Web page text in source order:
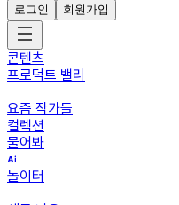
로그인
회원가입
콘텐츠
프로덕트 밸리
요즘 작가들
컬렉션
물어봐
놀이터